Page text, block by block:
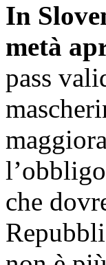
In
metà
pass
che